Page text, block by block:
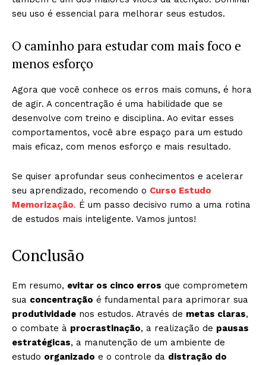
seu uso é essencial para melhorar seus estudos.
O caminho para estudar com mais foco e
menos esforço
Agora que você conhece os erros mais comuns, é hora
de agir. A concentração é uma habilidade que se
desenvolve com treino e disciplina. Ao evitar esses
comportamentos, você abre espaço para um estudo
mais eficaz, com menos esforço e mais resultado.
Se quiser aprofundar seus conhecimentos e acelerar
seu aprendizado, recomendo o Curso Estudo
Memorização. É um passo decisivo rumo a uma rotina
de estudos mais inteligente. Vamos juntos!
Conclusão
Em resumo, evitar os cinco erros que comprometem
sua concentração é fundamental para aprimorar sua
produtividade nos estudos. Através de metas claras,
o combate à procrastinação, a realização de pausas
estratégicas, a manutenção de um ambiente de
estudo organizado e o controle da distração do